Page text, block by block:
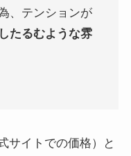
、テンションが
たるむような雰
サイトでの価格）と